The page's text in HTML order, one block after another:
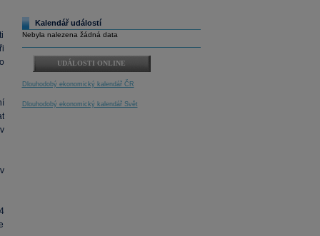
Kalendář událostí
Nebyla nalezena žádná data
UDÁLOSTI ONLINE
Dlouhodobý ekonomický kalendář ČR
Dlouhodobý ekonomický kalendář Svět